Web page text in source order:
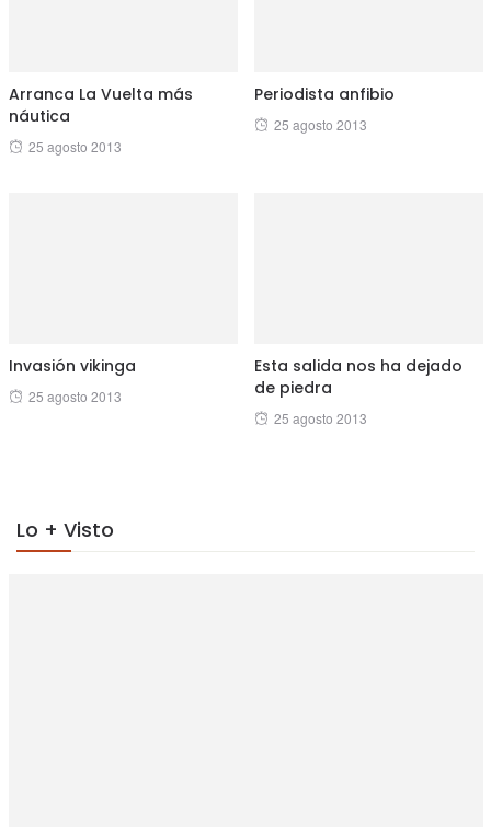
Arranca La Vuelta más
náutica
Posted
25 agosto 2013
Periodista anfibio
Posted
25 agosto 2013
Invasión vikinga
Posted
25 agosto 2013
Esta salida nos ha dejado
de piedra
Posted
25 agosto 2013
Lo + Visto